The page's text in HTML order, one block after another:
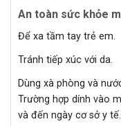
An toàn sức khỏe
Để xa tầm tay trẻ em.
Tránh tiếp xúc với da.
Dùng xà phòng và
Trường hợp dính vào
và đến ngày cơ sở y tế.